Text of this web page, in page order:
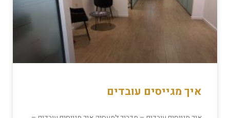
איך מגייסים עובדים